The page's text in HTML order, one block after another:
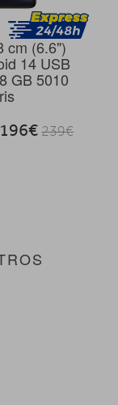
cm (6.6")
14 USB
GB 5010
196€239€